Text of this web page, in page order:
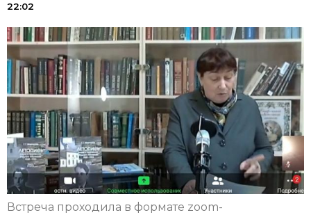
22:02
Встреча проходила в формате zoom-